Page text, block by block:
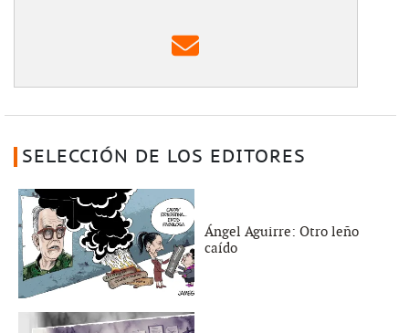
SELECCIÓN DE LOS EDITORES
Ángel Aguirre: Otro leño
caído